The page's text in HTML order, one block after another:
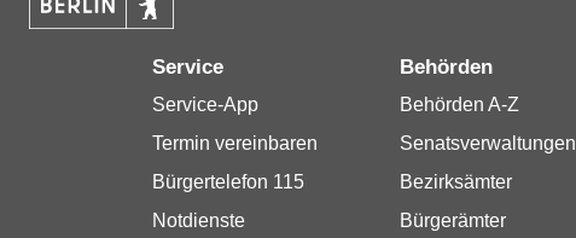
Service
Service-App
Termin vereinbaren
Bürgertelefon 115
Notdienste
Behörden
Behörden A-Z
Senatsverwaltungen
Bezirksämter
Bürgerämter